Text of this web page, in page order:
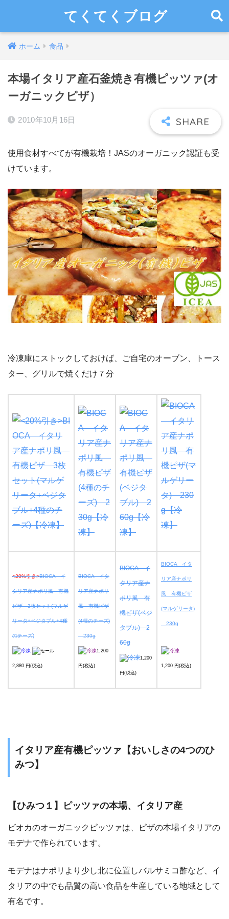
てくてくブログ
ホーム 食品
本場イタリア産石釜焼き有機ピッツァ(オ
ーガニックピザ）
2010年10月16日
使用食材すべてが有機栽培！JASのオーガニック認証も受
けています。
冷凍庫にストックしておけば、ご自宅のオーブン、トース
ター、グリルで焼くだけ７分
<20%引き>BIOCA イ
タリア産ナポリ風 有機
ピザ 3枚セット(マルゲ
リータ+ベジタブル+4種
のチーズ)
2,880 円(税込)
BIOCA イタ
リア産ナポリ
風 有機ピザ
(4種のチーズ)
230g
1,200
円(税込)
BIOCA イ
タリア産ナ
ポリ風 有
機ピザ(ベジ
タブル) 2
60g
1,200
円(税込)
BIOCA イタ
リア産ナポリ
風 有機ピザ
(マルゲリータ)
230g
1,200 円(税込)
イタリア産有機ピッツァ【おいしさの4つのひ
みつ】
【ひみつ１】ピッツァの本場、イタリア産
ビオカのオーガニックピッツァは、ピザの本場イタリアの
モデナで作られています。
モデナはナポリより少し北に位置しバルサミコ酢など、イ
タリアの中でも品質の高い食品を生産している地域として
有名です。